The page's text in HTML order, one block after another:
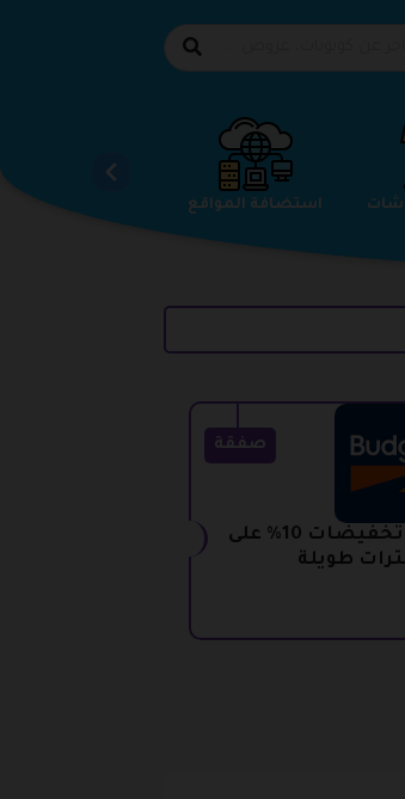
استضافة المواقع الاثاث والمفروشات
صفقة
كود بدجت الجديد تخفيضات 10% على
طويلة